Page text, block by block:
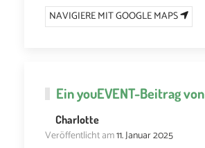
NAVIGIERE MIT GOOGLE MAPS
EinyouEVENT-Beitrag von
Charlotte
Veröffentlicht am11. Januar 2025